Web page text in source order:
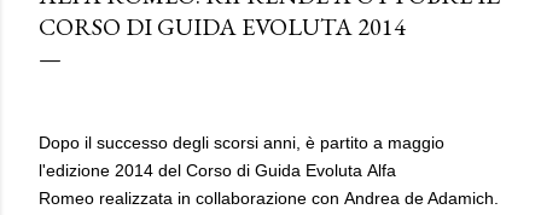
CORSO DI GUIDA EVOLUTA 2014
Dopo il successo degli scorsi anni, è partito a maggio
l'edizione 2014 del Corso di Guida Evoluta Alfa
Romeo realizzata in collaborazione con Andrea de Adamich.